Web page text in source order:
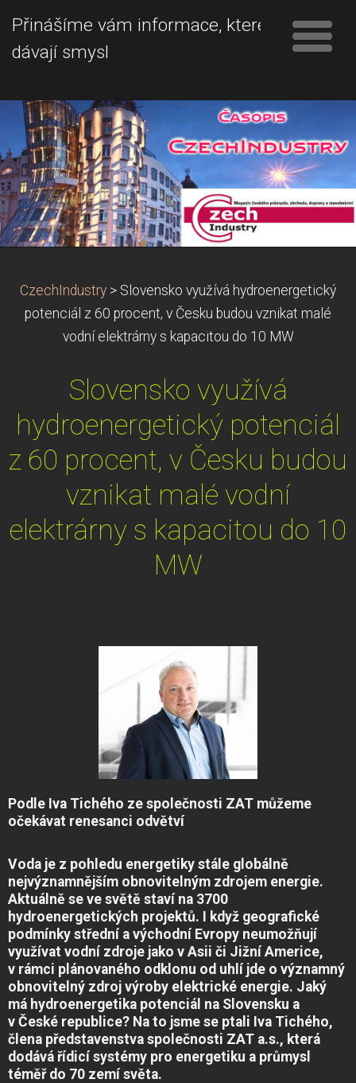
Přinášíme vám informace, které
dávají smysl
CzechIndustry > Slovensko využívá hydroenergetický
potenciál z 60 procent, v Česku budou vznikat malé
vodní elektrárny s kapacitou do 10 MW
Slovensko využívá
hydroenergetický potenciál
z 60 procent, v Česku budou
vznikat malé vodní
elektrárny s kapacitou do 10
MW
Podle Iva Tichého ze společnosti ZAT můžeme
očekávat renesanci odvětví
Voda je z pohledu energetiky stále globálně
nejvýznamnějším obnovitelným zdrojem energie.
Aktuálně se ve světě staví na 3700
hydroenergetických projektů. I když geografické
podmínky střední a východní Evropy neumožňují
využívat vodní zdroje jako v Asii či Jižní Americe,
v rámci plánovaného odklonu od uhlí jde o významný
obnovitelný zdroj výroby elektrické energie. Jaký
má hydroenergetika potenciál na Slovensku a
v České republice? Na to jsme se ptali Iva Tichého,
člena představenstva společnosti ZAT a.s., která
dodává řídicí systémy pro energetiku a průmysl
téměř do 70 zemí světa.